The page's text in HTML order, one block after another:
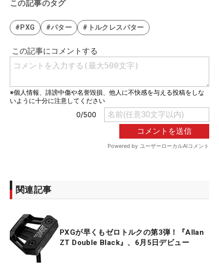
この記事のタグ
#PXG #パター #トルクレスパター
関連記事
PXGが早くもゼロトルクの第3弾！『Allan
ZT Double Black』、6月5日デビュー